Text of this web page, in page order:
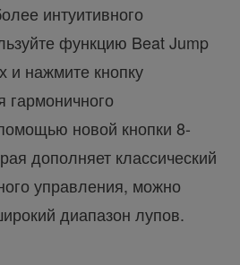
интуитивного
функцию Beat Jump
и нажмите кнопку
гармоничного
новой кнопки 8-
дополняет классический
управления, можно
диапазон лупов.